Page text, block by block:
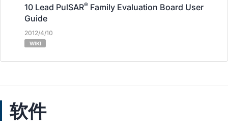
10 Lead PulSAR® Family Evaluation Board User
Guide
2012/4/10
WIKI
软件